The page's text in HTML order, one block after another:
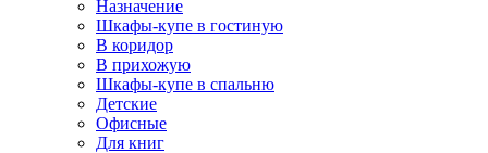
Назначение
Шкафы-купе в гостиную
В коридор
В прихожую
Шкафы-купе в спальню
Детские
Офисные
Для книг